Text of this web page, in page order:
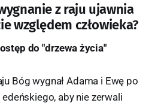
z raju ujawnia
względem człowieka?
do "drzewa życia"
Bóg wygnał Adama i Ewę po
aby nie zerwali